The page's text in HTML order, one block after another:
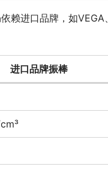
进口品牌，如VEGA
进口品牌振棒